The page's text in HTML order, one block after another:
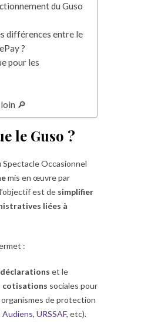
du Guso
différences entre le
?
pour les
🔎
le Guso ?
Occasionnel
mis en œuvre par
est de simplifier
liées à
:
déclarations et le
cotisations sociales pour
de protection
Audiens, URSSAF, etc).